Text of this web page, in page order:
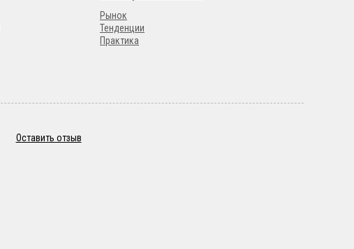
Рынок
Тенденции
Практика
Оставить отзыв